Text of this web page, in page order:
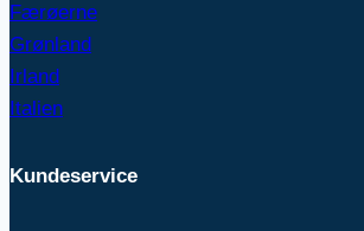
Færøerne
Grønland
Irland
Italien
Kundeservice